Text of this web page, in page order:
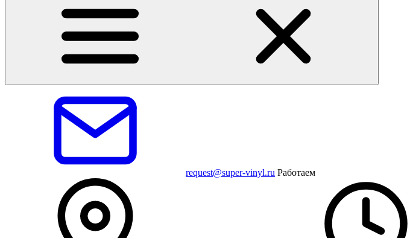
request@super-vinyl.ru Работаем